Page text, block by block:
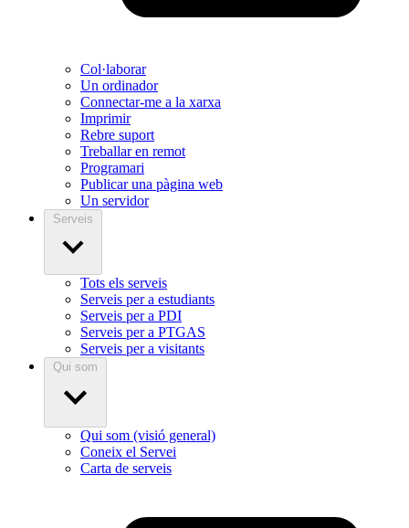
Col·laborar
Un ordinador
Connectar-me a la xarxa
Imprimir
Rebre suport
Treballar en remot
Programari
Publicar una pàgina web
Un servidor
Serveis
Tots els serveis
Serveis per a estudiants
Serveis per a PDI
Serveis per a PTGAS
Serveis per a visitants
Qui som
Qui som (visió general)
Coneix el Servei
Carta de serveis